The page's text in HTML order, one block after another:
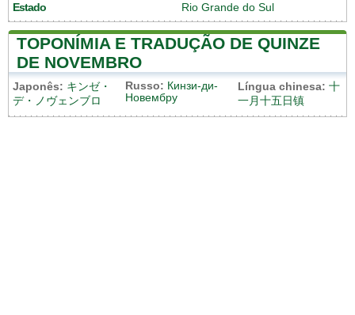
Estado Rio Grande do Sul
TOPONÍMIA E TRADUÇÃO DE QUINZE
DE NOVEMBRO
Japonês: キンゼ・
デ・ノヴェンブロ
Russo: Кинзи-ди-
Новембру
Língua chinesa: 十
一月十五日镇